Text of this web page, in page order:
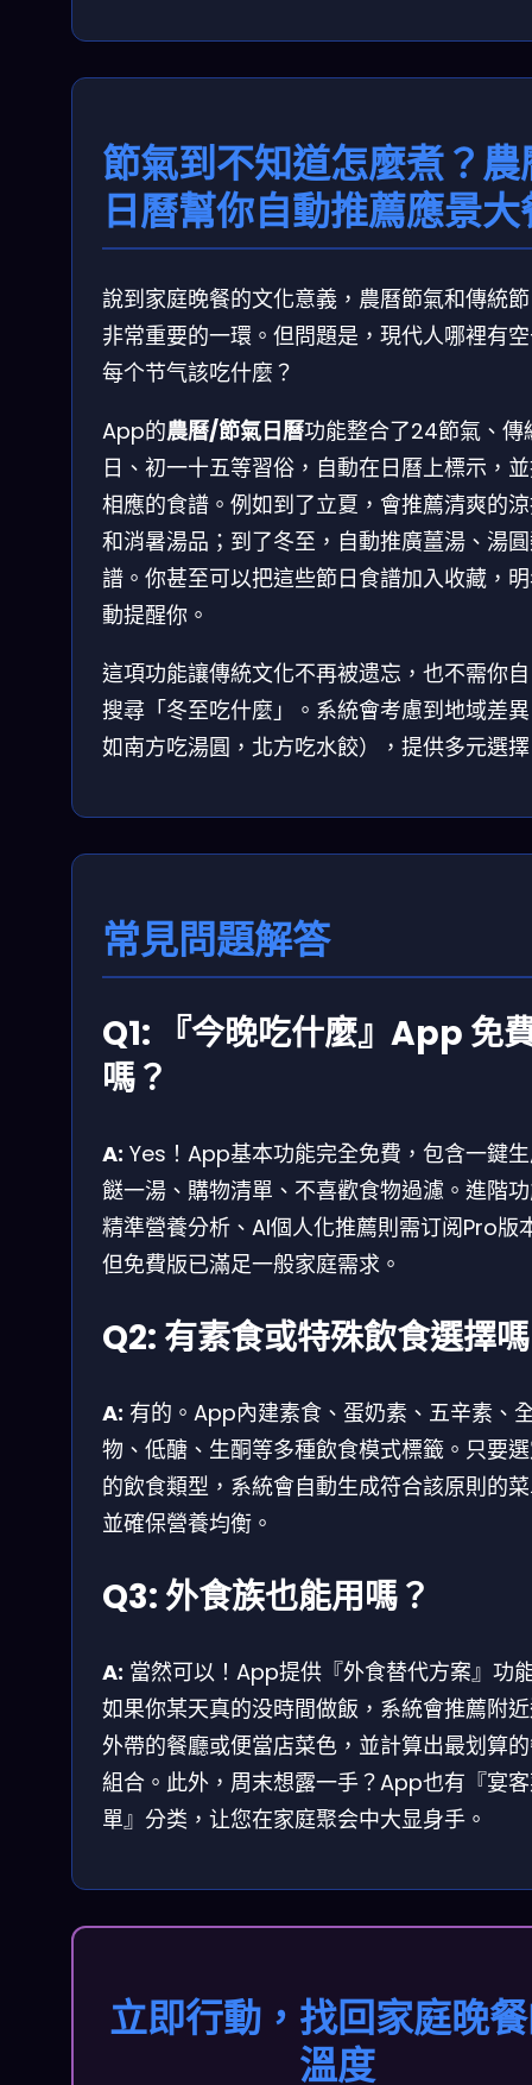
節氣到不知道怎麼煮？農
日曆幫你自動推薦應景大
說到家庭晚餐的文化意義，農曆節氣和傳統
非常重要的一環。但問題是，現代人哪裡有
每个节气該吃什麼？
App的農曆/節氣日曆功能整合了24節氣、傳
日、初一十五等習俗，自動在日曆上標示，
相應的食譜。例如到了立夏，會推薦清爽的
和消暑湯品；到了冬至，自動推廣薑湯、湯
譜。你甚至可以把這些節日食譜加入收藏，
動提醒你。
這項功能讓傳統文化不再被遗忘，也不需你
搜尋「冬至吃什麼」。系統會考慮到地域差
如南方吃湯圓，北方吃水餃），提供多元選
常見問題解答
Q1: 『今晚吃什麼』App 免
嗎？
A: Yes！App基本功能完全免費，包含一鍵
餸一湯、購物清單、不喜歡食物過濾。進階
精準營養分析、AI個人化推薦則需订阅Pro版
但免費版已滿足一般家庭需求。
Q2: 有素食或特殊飲食選擇
A: 有的。App內建素食、蛋奶素、五辛素、
物、低醣、生酮等多種飲食模式標籤。只要
的飲食類型，系統會自動生成符合該原則的
並確保營養均衡。
Q3: 外食族也能用嗎？
A: 當然可以！App提供『外食替代方案』功
如果你某天真的没時間做飯，系統會推薦附
外帶的餐廳或便當店菜色，並計算出最划算
組合。此外，周末想露一手？App也有『宴
單』分类，让您在家庭聚会中大显身手。
立即行動，找回家庭晚
溫度